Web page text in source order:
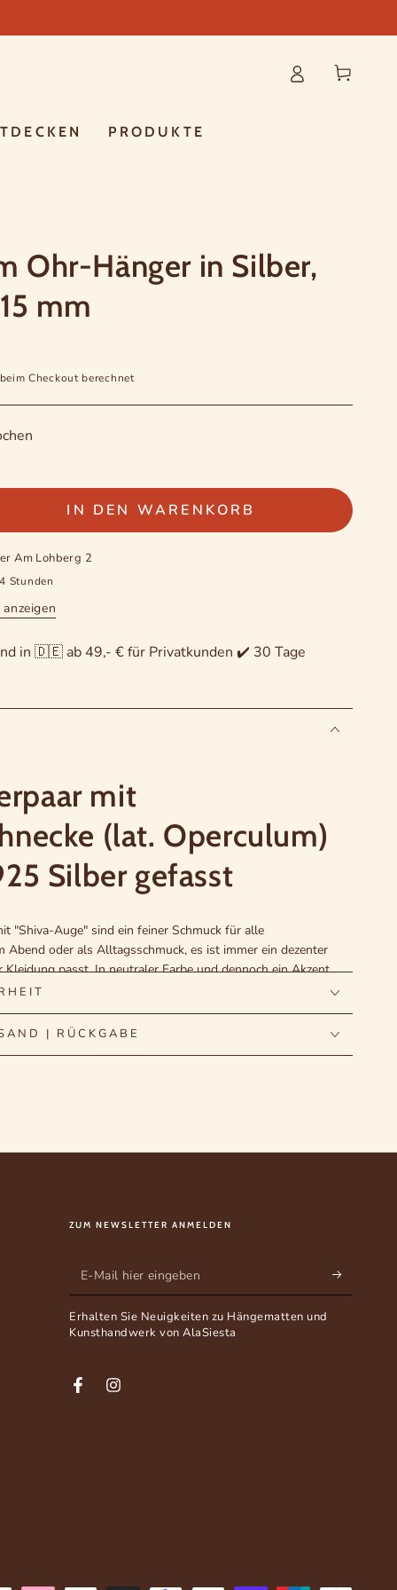
PRODUKTE
Warenkorb
Ohr-Hänger in Silber,
mm
Checkout berechnet
IN DEN WARENKORB
Am Lohberg 2
Stunden
in 🇩🇪 ab 49,- € für Privatkunden ✔️ 30 Tage
mit
(lat. Operculum)
Silber gefasst
"Shiva-Auge" sind ein feiner Schmuck für alle
Abend oder als Alltagsschmuck, es ist immer ein dezenter
Kleidung passt. In neutraler Farbe und dennoch ein Akzent,
mit Freude!
Dafür werden sie poliert und in Schmuckstücke
x 10 mm (Durchmesser)
/ 925er-Silber
| RÜCKGABE
ZUM NEWSLETTER ANMELDEN
E-
Mail
hier
Erhalten Sie Neuigkeiten zu Hängematten und
Kunsthandwerk von AlaSiesta
FacebookInstagram